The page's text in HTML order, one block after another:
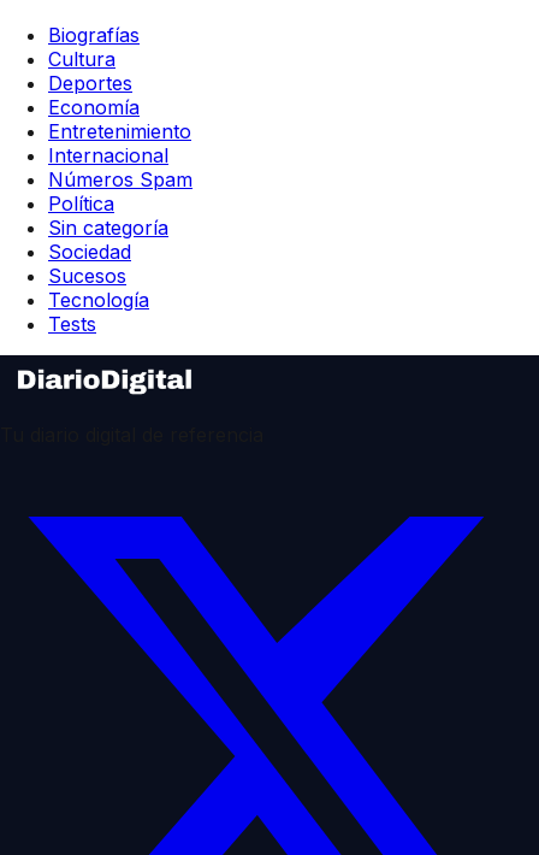
Biografías
Cultura
Deportes
Economía
Entretenimiento
Internacional
Números Spam
Política
Sin categoría
Sociedad
Sucesos
Tecnología
Tests